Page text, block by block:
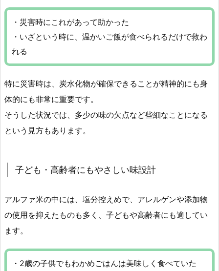
・災害時にこれがあって助かった
・いざという時に、温かいご飯が食べられるだけで救わ
れる
特に災害時は、炭水化物が確保できることが精神的にも身
体的にも非常に重要です。
そうした状況では、多少の味の欠点など些細なことになる
という見方もあります。
子ども・高齢者にもやさしい味設計
アルファ米の中には、塩分控えめで、アレルゲンや添加物
の使用を抑えたものも多く、子どもや高齢者にも適してい
ます。
・2歳の子供でもわかめごはんは美味しく食べていた